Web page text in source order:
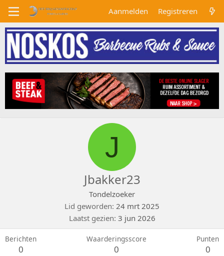
Aanmelden Registreren
J
Jbakker23
Tondelzoeker
Lid geworden 24 mrt 2025
Laatst gezien 3 jun 2026
Berichten
0
Waarderingsscore
0
Punten
0